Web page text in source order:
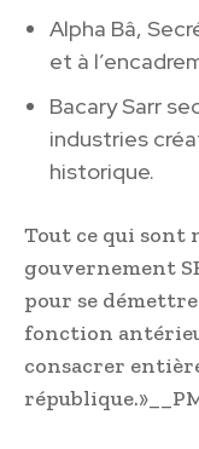
Alpha Bâ,
et à
Bacary Sarr
industries
historique.
Tout ce qui sont
gouvernement
pour se
fonction
consacrer